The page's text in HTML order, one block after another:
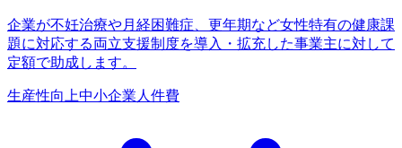
企業が不妊治療や月経困難症、更年期など女性特有の健康課
題に対応する両立支援制度を導入・拡充した事業主に対して
定額で助成します。
生産性向上中小企業 人件費